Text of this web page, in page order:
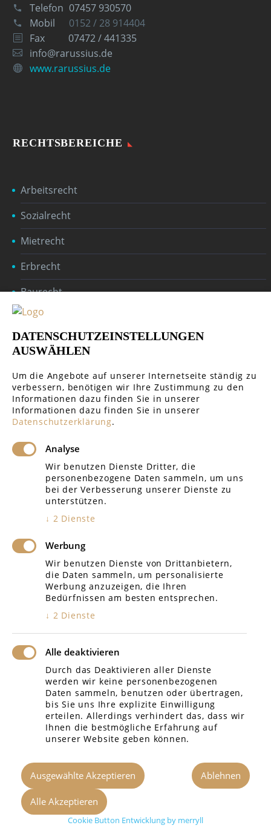
Telefon 07457 930570
Mobil
0152 / 28 914404
Fax
07472 / 441335
info@rarussius.de
www.rarussius.de
RECHTSBEREICHE
Arbeitsrecht
Sozialrecht
Mietrecht
Erbrecht
Baurecht
Öffentliches Recht
Handelsrecht & Gesellschaftsrecht
GERICHTE REGIONAL
Amtsgericht Rottenburg
Amtsgericht Tübingen
Arbeitsgericht Reutlingen
Sozialgericht Reutlingen
Verwaltungsgericht SIG
© 2024 Rechtsanwalt Russius
DATENSCHUTZEINSTELLUNGEN
AUSWÄHLEN
Um die Angebote auf unserer Internetseite ständig zu
verbessern, benötigen wir Ihre Zustimmung zu den
Informationen dazu finden Sie in unserer
Informationen dazu finden Sie in unserer
Datenschutzerklärung.
Analyse
Wir benutzen Dienste Dritter, die
personenbezogene Daten sammeln, um uns
bei der Verbesserung unserer Dienste zu
unterstützen.
↓ 2 Dienste
Werbung
Wir benutzen Dienste von Drittanbietern,
die Daten sammeln, um personalisierte
Werbung anzuzeigen, die Ihren
Bedürfnissen am besten entsprechen.
↓ 2 Dienste
Alle deaktivieren
Durch das Deaktivieren aller Dienste
werden wir keine personenbezogenen
Daten sammeln, benutzen oder übertragen,
bis Sie uns Ihre explizite Einwilligung
erteilen. Allerdings verhindert das, dass wir
Ihnen die bestmögliche Erfahrung auf
unserer Website geben können.
Ablehnen
Ausgewählte Akzeptieren
Alle Akzeptieren
Cookie Button Entwicklung by merryll